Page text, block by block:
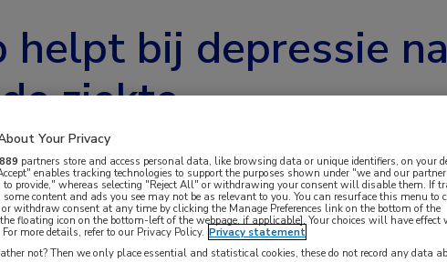
bij depressie na
ziekte
van een zelfgestuurde mindfulness-interventie
Your Privacy
889 partners store and access personal data, like browsing data or unique identifiers, on your
enables tracking technologies to support the purposes shown under "we and our
to provide," whereas selecting "Reject All" or withdrawing your consent will disable them. If
some content and ads you see may not be as relevant to you. You can resurface this menu to
or withdraw consent at any time by clicking the Manage Preferences link on the bottom of the
floating icon on the bottom-left of the webpage, if applicable]. Your choices will have effect
more details, refer to our Privacy Policy. Privacy statement
not? Then we only place essential and statistical cookies, these do not record any data